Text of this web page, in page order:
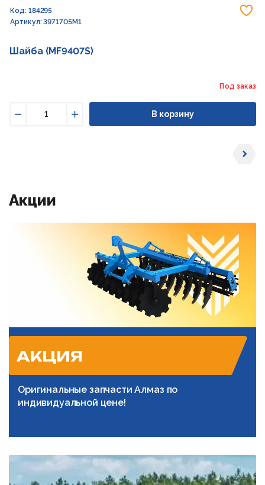
Код: 184295
Артикул: 3971705M1
Шайба (MF9407S)
Под заказ
Увеличить
В корзину
Акции
АКЦИЯ
Оригинальные запчасти Алмаз по
индивидуальной цене!